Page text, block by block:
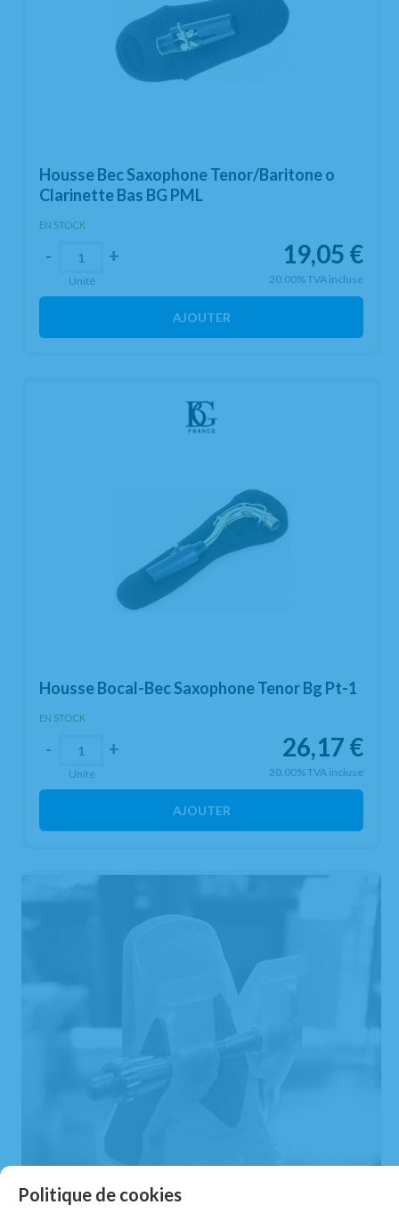
Housse Bec Saxophone Tenor/Baritone o
Clarinette Bas BG PML
EN STOCK
19,05 €
20.00%TVA incluse
- +
Unité
AJOUTER
Housse Bocal-Bec Saxophone Tenor Bg Pt-1
EN STOCK
26,17 €
20.00%TVA incluse
- +
Unité
AJOUTER
Politique de cookies